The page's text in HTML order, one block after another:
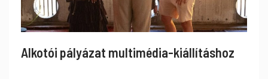
Alkotói pályázat multimédia-kiállításhoz